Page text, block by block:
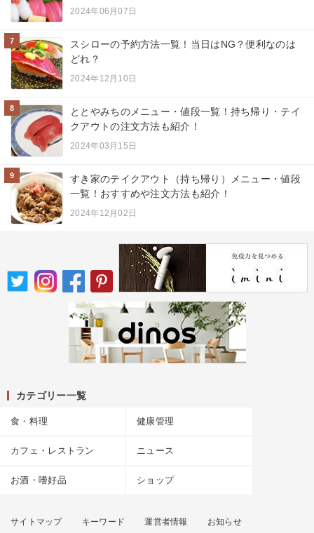
2024年06月07日
7
スシローの予約方法一覧！当日はNG？便利なのは
どれ？
2024年12月10日
8
ととやみちのメニュー・値段一覧！持ち帰り・テイ
クアウトの注文方法も紹介！
2024年03月15日
9
すき家のテイクアウト（持ち帰り）メニュー・値段
一覧！おすすめや注文方法も紹介！
2024年12月02日
カテゴリー一覧
食・料理 健康管理
カフェ・レストラン ニュース
お酒・嗜好品 ショップ
サイトマップ キーワード 運営者情報 お知らせ